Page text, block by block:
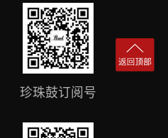
珍珠鼓订阅号